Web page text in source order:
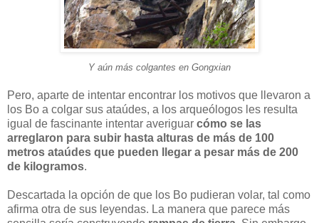
Y aún más colgantes en Gongxian
Pero, aparte de intentar encontrar los motivos que llevaron a
los Bo a colgar sus ataúdes, a los arqueólogos les resulta
igual de fascinante intentar averiguar cómo se las
arreglaron para subir hasta alturas de más de 100
metros ataúdes que pueden llegar a pesar más de 200
de kilogramos.
Descartada la opción de que los Bo pudieran volar, tal como
afirma otra de sus leyendas. La manera que parece más